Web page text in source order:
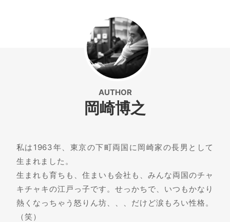
AUTHOR
岡崎博之
私は1963年、東京の下町両国に岡崎家の長男として
生まれました。
生まれも育ちも、住まいも会社も、みんな両国のチャ
キチャキの江戸っ子です。せっかちで、いつもかなり
熱くなっちゃう怒りん坊、、、だけど涙もろい性格。
（笑）